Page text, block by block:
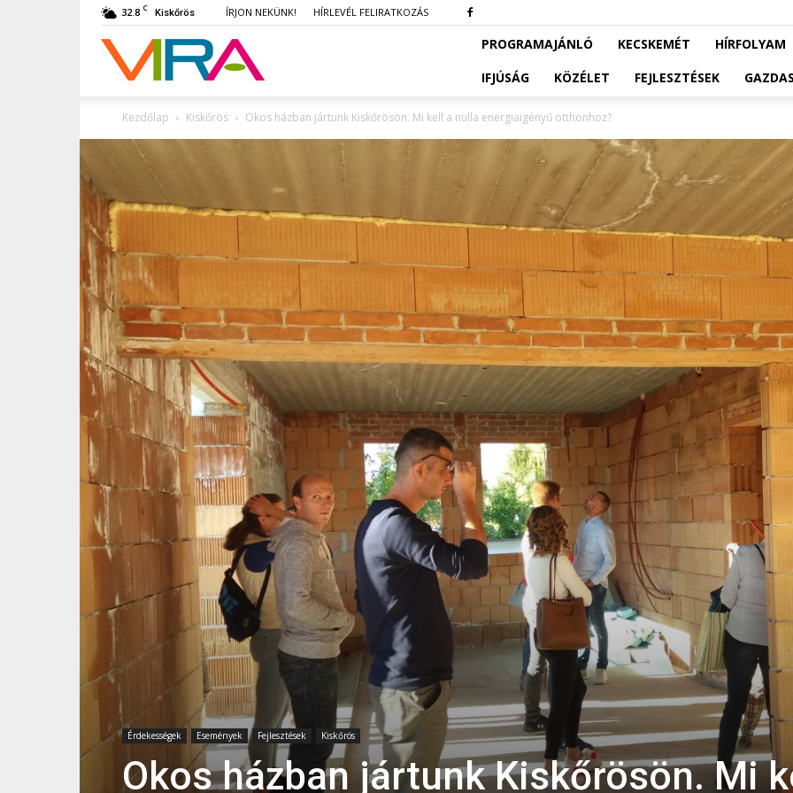
32.8 C Kiskőrös ÍRJON NEKÜNK! HÍRLEVÉL FELIRATKOZÁS
VIRA PROGRAMAJÁNLÓ KECSKEMÉT
HÍRFOLYAM
IFJÚSÁG
KÖZÉLET FEJLESZTÉSEK
Kezdőlap Kiskőrös Okos házban jártunk Kiskőrösön. Mi kell a nulla energiaigényű otthonhoz?
Érdekességek Események Fejlesztések Kiskőrös
Okos házban jártunk Kiskőrösön. Mi